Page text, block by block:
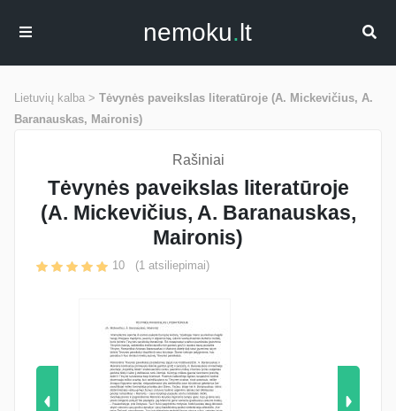
nemoku.lt
Lietuvių kalba > Tėvynės paveikslas literatūroje (A. Mickevičius, A.
Baranauskas, Maironis)
Rašiniai
Tėvynės paveikslas literatūroje
(A. Mickevičius, A. Baranauskas,
Maironis)
10 (1 atsiliepimai)